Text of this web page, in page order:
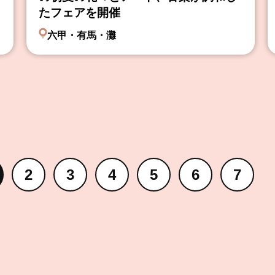
たフェアを開催
六甲・有馬・灘
2 3 4 5 6 7